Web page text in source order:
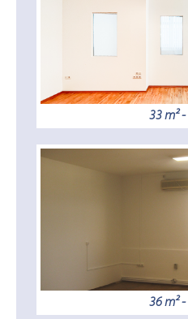
33 m²
36 m²